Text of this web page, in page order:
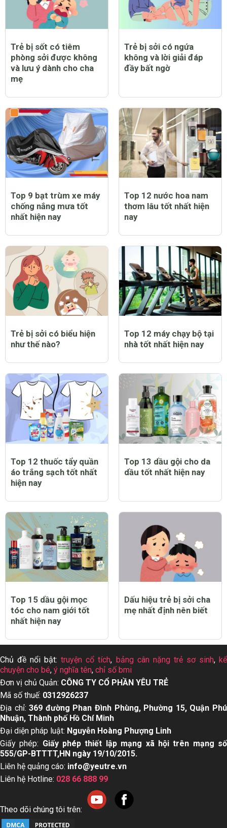
Trẻ bị sốt có tiêm
phòng sởi được không
và lưu ý dành cho cha
mẹ
Trẻ bị sởi có ngứa
không và lời giải đáp
đầy bất ngờ
Top 9 bạt trùm xe máy
chống nắng mưa tốt
nhất hiện nay
Top 12 nước hoa nam
thơm lâu tốt nhất hiện
nay
Trẻ bị sởi có biểu hiện
như thế nào?
Top 12 máy chạy bộ tại
nhà tốt nhất hiện nay
Top 12 thuốc tẩy quần
áo trắng sạch tốt nhất
hiện nay
Top 13 dầu gội cho da
dầu tốt nhất hiện nay
Top 15 dầu gội mọc
tóc cho nam giới tốt
nhất hiện nay
Dấu hiệu trẻ bị sởi cha
mẹ nhất định nên biết
Chủ đề nổi bật:truyện cổ tích, bảng cân nặng trẻ sơ sinh,kể
chuyện cho bé, ý nghĩa tên, chỉ số bmi
Đơn vị chủ Quản: CÔNG TY CỔ PHẦN YÊU TRẺ
Mã số thuế: 0312926237
Địa chỉ:369 đường Phan Đình Phùng, Phường 15, Quận Phú
Nhuận, Thành phố Hồ Chí Minh
Đại diện pháp luật: Nguyễn Hoàng Phượng Linh
Giấy phép: Giấy phép thiết lập mạng xã hội trên mạng số
555/GP-BTTTT,HN ngày 19/10/2015.
Liên hệ quảng cáo: info@yeutre.vn
Liên hệ Hotline: 028 66 888 99
Theo dõi chúng tôi trên: